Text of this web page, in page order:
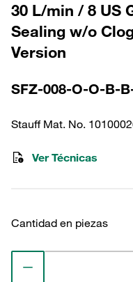
30 L/min / 8 US
Sealing w/o
Version
SFZ-008-O-O-B-
Stauff Mat. No.
Ver Técnicas
Cantidad en piezas